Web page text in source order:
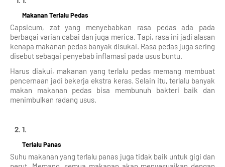
Makanan Terlalu Pedas
Capsicum, zat yang menyebabkan rasa pedas ada pada
berbagai varian cabai dan juga merica. Tapi, rasa ini jadi alasan
kenapa makanan pedas banyak disukai. Rasa pedas juga sering
disebut sebagai penyebab inflamasi pada usus buntu.
Harus diakui, makanan yang terlalu pedas memang membuat
pencernaan jadi bekerja ekstra keras. Selain itu, terlalu banyak
makan makanan pedas bisa membunuh bakteri baik dan
menimbulkan radang usus.
Terlalu Panas
Suhu makanan yang terlalu panas juga tidak baik untuk gigi dan